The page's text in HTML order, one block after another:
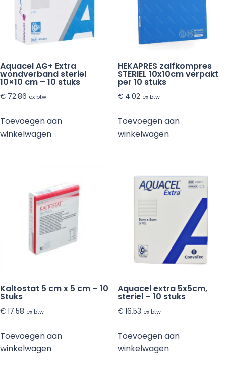
Aquacel AG+ Extra
wondverband steriel
10×10 cm – 10 stuks
€ 72.86 ex btw
Toevoegen aan
winkelwagen
HEKAPRES zalfkompres
STERIEL 10x10cm verpakt
per 10 stuks
€4.02 ex btw
Toevoegen aan
winkelwagen
Kaltostat 5 cm x 5 cm – 10
Stuks
€ 17.58 ex btw
Toevoegen aan
winkelwagen
Aquacel extra 5x5cm,
steriel – 10 stuks
€16.53 ex btw
Toevoegen aan
winkelwagen